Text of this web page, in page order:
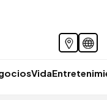
Vida